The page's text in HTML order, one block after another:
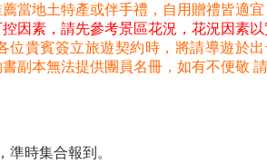
當地土特產或伴手禮，自用贈禮皆適宜
因素，請先參考景區花況，花況因素以
位貴賓簽立旅遊契約時，將請導遊於
副本無法提供團員名冊，如有不便敬 請
準時集合報到。